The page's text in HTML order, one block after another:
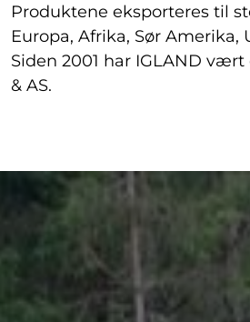
Produktene eksporteres til
Europa, Afrika, Sør Amerika,
Siden 2001 har IGLAND
& AS.